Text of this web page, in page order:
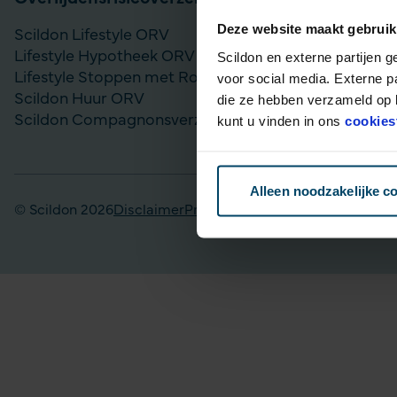
Deze website maakt
Scildon en externe partijen
voor social media. Externe
die ze hebben verzameld
kunt u vinden in ons
Alleen noodzakelijke
Scildon Lifestyle ORV
Lifestyle Hypotheek ORV
Lifestyle Stoppen met Roken ORV
Scildon Huur ORV
Scildon Compagnonsverzekering
Vergelijk
Gouden
Lijfrente
Particulier
Scildon
© Scildon 2026Disclaimer Privacy statement